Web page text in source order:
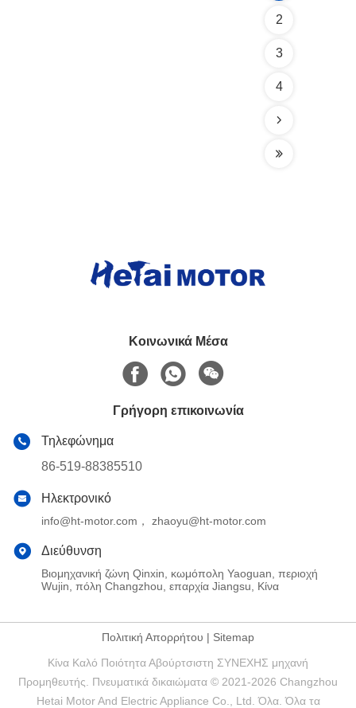
2
3
4
Κοινωνικά Μέσα
Γρήγορη επικοινωνία
Τηλεφώνημα
86-519-88385510
Ηλεκτρονικό
info@ht-motor.com， zhaoyu@ht-motor.com
Διεύθυνση
Βιομηχανική ζώνη Qinxin, κωμόπολη Yaoguan, περιοχή
Wujin, πόλη Changzhou, επαρχία Jiangsu, Κίνα
Πολιτική Απορρήτου | Sitemap
Κίνα Καλό Ποιότητα Αβούρτσιστη ΣΥΝΕΧΗΣ μηχανή
Προμηθευτής. Πνευματικά δικαιώματα © 2021-2026 Changzhou
Hetai Motor And Electric Appliance Co., Ltd. Όλα. Όλα τα